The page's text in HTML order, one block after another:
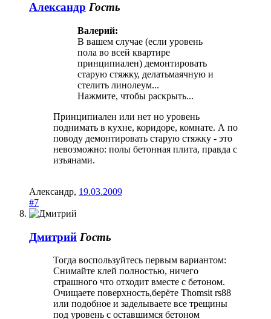
Александр Гость
Валерий:
В вашем случае (если уровень
пола во всей квартире
принципиален) демонтировать
старую стяжку, делатьмаячную и
стелить линолеум...
Нажмите, чтобы раскрыть...
Принципиален или нет но уровень
поднимать в кухне, коридоре, комнате. А по
поводу демонтировать старую стяжку - это
невозможно: полы бетонная плита, правда с
изъянами.
Александр, 19.03.2009
#7
Дмитрий Гость
Тогда воспользуйтесь первым вариантом:
Снимайте клей полностью, ничего
страшного что отходит вместе с бетоном.
Очищаете поверхность,берёте Thomsit rs88
или подобное и заделываете все трещины
под уровень с оставшимся бетоном